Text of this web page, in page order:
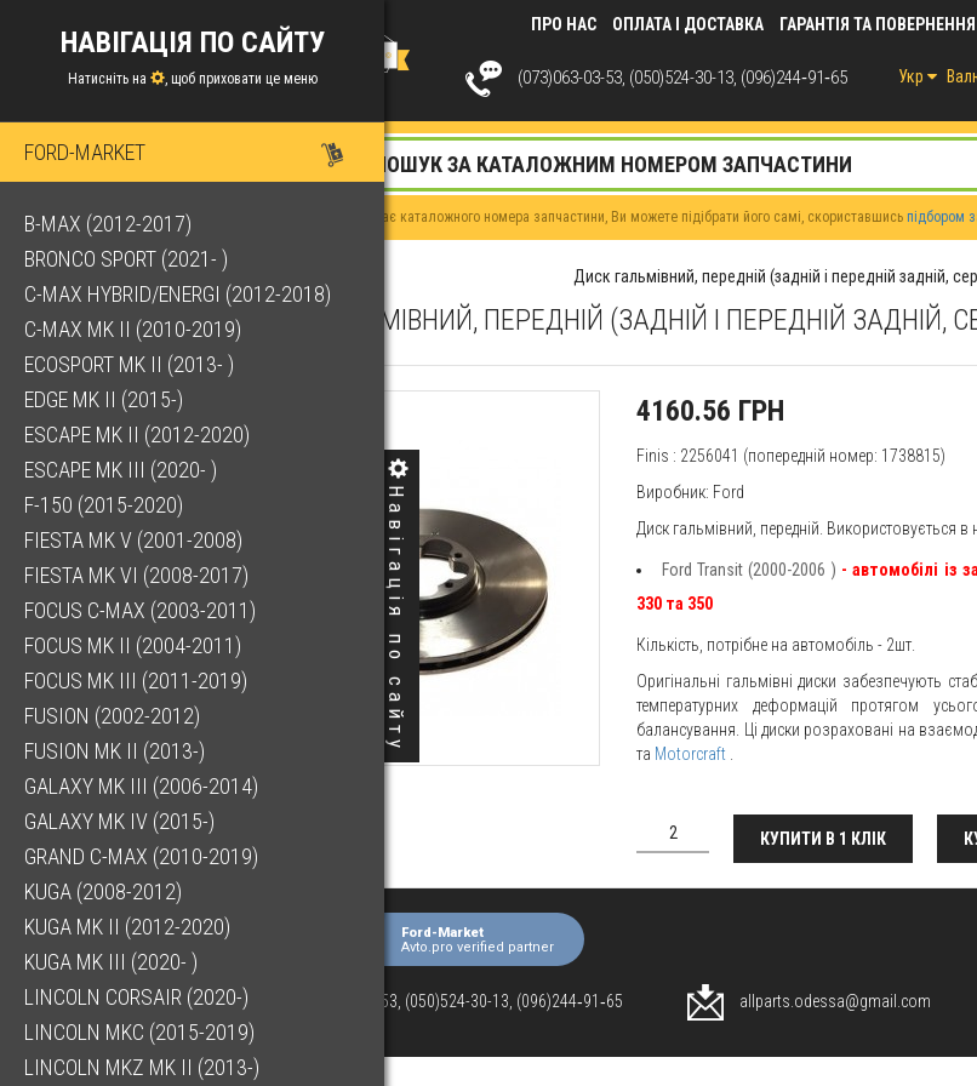
Навігація по сайту
ПРО НАС ОПЛАТА І ДОСТАВКА ГАРАНТІЯ ТА ПОВЕРНЕННЯ
Укр
(073)063-03-53, (050)524-30-13, (096)244‑91‑65
НАВІГАЦІЯ ПО САЙТУ
Натисніть на , щоб приховати це меню
FORD-MARKET
B-MAX (2012-2017)
BRONCO SPORT (2021- )
C-MAX HYBRID/ENERGI (2012-2018)
C-MAX MK II (2010-2019)
ECOSPORT MK II (2013- )
EDGE MK II (2015-)
ESCAPE MK II (2012-2020)
ESCAPE MK III (2020- )
F-150 (2015-2020)
FIESTA MK V (2001-2008)
FIESTA MK VI (2008-2017)
FOCUS C-MAX (2003-2011)
FOCUS MK II (2004-2011)
FOCUS MK III (2011-2019)
FUSION (2002-2012)
FUSION MK II (2013-)
GALAXY MK III (2006-2014)
GALAXY MK IV (2015-)
GRAND C-MAX (2010-2019)
KUGA (2008-2012)
KUGA MK II (2012-2020)
KUGA MK III (2020- )
LINCOLN CORSAIR (2020-)
LINCOLN MKC (2015-2019)
LINCOLN MKZ MK II (2013-)
Якщо у Вас немає каталожного номера запчастини, Ви можете підібрати його самі, скориставшись підбором
Диск гальмівний, передній (задній і передній задній,
ДИСК ГАЛЬМІВНИЙ, ПЕРЕДНІЙ (ЗАДНІЙ І ПЕРЕДНІЙ ЗАДНІЙ,
4160.56 ГРН
Finis : 2256041 (попередній номер: 1738815)
Виробник: Ford
Диск гальмівний, передній. Використовується в
Ford Transit (2000-2006 ) - автомобілі із
330 та 350
Кількість, потрібне на автомобіль - 2шт.
Оригінальні гальмівні диски забезпечують
температурних деформацій протягом
балансування. Ці диски розраховані на
та Motorcraft
КУПИТИ В 1 КЛІК
Ford-Market
Avto.pro verified partner
(073)063-03-53, (050)524-30-13, (096)244‑91‑65 allparts.odessa@gmail.com